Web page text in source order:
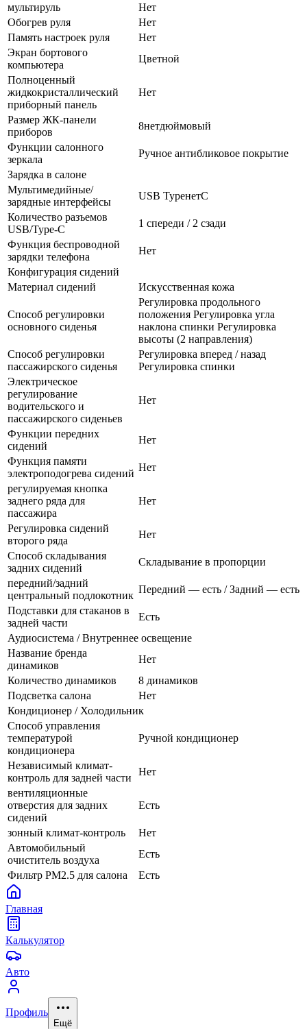
мультируль
Нет
Обогрев руля
Нет
Память настроек руля
Нет
Экран бортового
компьютера
Цветной
Полноценный
жидкокристаллический
приборный панель
Нет
Размер ЖК-панели
приборов
8нетдюймовый
Функции салонного
зеркала
Ручное антибликовое покрытие
Зарядка в салоне
Мультимедийные/
зарядные интерфейсы
USB TypeнетC
Количество разъемов
USB/Type-C
1 спереди / 2 сзади
Функция беспроводной
зарядки телефона
Нет
Конфигурация сидений
Материал сидений
Искусственная кожа
Способ регулировки
основного сиденья
Регулировка продольного
положения Регулировка угла
наклона спинки Регулировка
высоты (2 направления)
Способ регулировки
пассажирского сиденья
Регулировка вперед / назад
Регулировка спинки
Электрическое
регулирование
водительского и
пассажирского сиденьев
Нет
Функции передних
сидений
Нет
Функция памяти
электроподогрева сидений
Нет
регулируемая кнопка
заднего ряда для
пассажира
Нет
Регулировка сидений
второго ряда
Нет
Способ складывания
задних сидений
Складывание в пропорции
передний/задний
центральный подлокотник
Передний — есть / Задний — есть
Подставки для стаканов в
задней части
Есть
Аудиосистема / Внутреннее освещение
Название бренда
динамиков
Нет
Количество динамиков
8 динамиков
Подсветка салона
Нет
Кондиционер / Холодильник
Способ управления
температурой
кондиционера
Ручной кондиционер
Независимый климат-
контроль для задней части
Нет
вентиляционные
отверстия для задних
сидений
Есть
зонный климат-контроль
Нет
Автомобильный
очиститель воздуха
Есть
Фильтр PM2.5 для салона
Есть
Главная
Калькулятор
Авто
Профиль
Ещё